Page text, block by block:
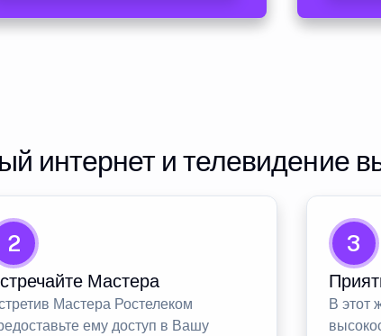
интернет и телевидение
2
Мастера
Мастера Ростелеком
ему доступ в Вашу
3
В этот